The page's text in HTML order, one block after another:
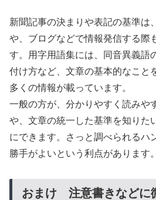
新聞記事の決まりや表記の基準は
や、ブログなどで情報発信する際
す。用字用語集には、同音異義語
付け方など、文章の基本的なこと
多くの情報が載っています。
一般の方が、分かりやすく読みや
や、文章の統一した基準を知りた
にできます。さっと調べられるハ
勝手がよいという利点があります。
おまけ 注意書きなどに